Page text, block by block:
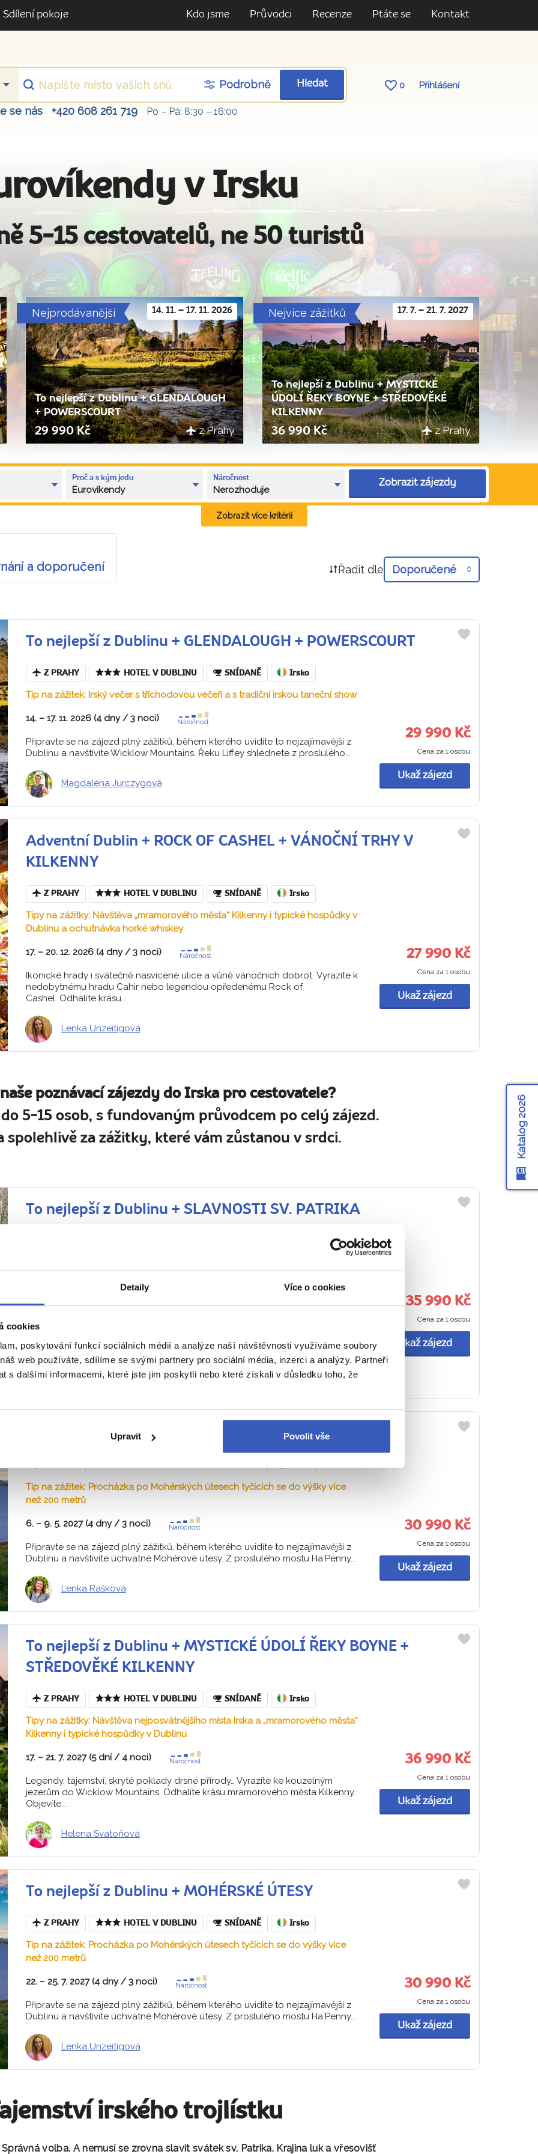
Detaily Více o cookies
cookies
poskytování funkcí sociálních médií a analýze naší návštěvnosti využíváme soubory
web používáte, sdílíme se svými partnery pro sociální média, inzerci a analýzy. Partneři
s dalšími informacemi, které jste jim poskytli nebo které získali v důsledku toho, že
Upravit Povolit vše
Sdílení pokoje Kdo jsme Průvodci Recenze Ptáte se Kontakt
Podrobně Hledat 0 Přihlášení
se nás +420 608 261 719 Po – Pá: 8:30 – 16:00
v Irsku
5-15 cestovatelů, ne 50 turistů
14. 11. – 17. 11. 2026
Nejprodávanější
To nejlepší z Dublinu + GLENDALOUGH
+ POWERSCOURT
29 990 Kč z Prahy
17. 7. – 21. 7. 2027
Nejvíce zážitků
To nejlepší z Dublinu + MYSTICKÉ
ÚDOLÍ ŘEKY BOYNE + STŘEDOVĚKÉ
KILKENNY
36 990 Kč z Prahy
Proč a s kým jedu
Eurovíkendy
Náročnost
Nerozhoduje
Zobrazit zájezdy
Zobrazit více kritérií
a doporučení Řadit dle Doporučené
To nejlepší z Dublinu + GLENDALOUGH + POWERSCOURT
Z PRAHY HOTEL V DUBLINU SNÍDANĚ Irsko
Tip na zážitek: Irský večer s tříchodovou večeří a s tradiční irskou taneční show
14. – 17. 11. 2026 (4 dny / 3 noci) Náročnost
Připravte se na zájezd plný zážitků, během kterého uvidíte to nejzajímavější z
Dublinu a navštívíte Wicklow Mountains. Řeku Liffey shlédnete z proslulého...
Magdaléna Jurczygová
29 990 Kč
Cena za 1 osobu
Ukaž zájezd
Adventní Dublin + ROCK OF CASHEL + VÁNOČNÍ TRHY V
KILKENNY
Z PRAHY HOTEL V DUBLINU SNÍDANĚ Irsko
Tipy na zážitky: Návštěva „mramorového města“ Kilkenny i typické hospůdky v
Dublinu a ochutnávka horké whiskey
17. – 20. 12. 2026 (4 dny / 3 noci) Náročnost
Ikonické hrady i svátečně nasvícené ulice a vůně vánočních dobrot. Vyrazíte k
nedobytnému hradu Cahir nebo legendou opředenému Rock of
Cashel. Odhalíte krásu...
Lenka Unzeitigová
27 990 Kč
Cena za 1 osobu
Ukaž zájezd
poznávací zájezdy do Irska pro cestovatele?
5-15 osob, s fundovaným průvodcem po celý zájezd.
spolehlivě za zážitky, které vám zůstanou v srdci.
To nejlepší z Dublinu + SLAVNOSTI SV. PATRIKA
Irsko, jak ho neznáte… Skrytá místa Dublinu, tradiční slavnosti i poklady irské
ledovcovým...
Lenka Unzeitigová
35 990 Kč
Cena za 1 osobu
Ukaž zájezd
To nejlepší z Dublinu + MOHÉRSKÉ ÚTESY
Tip na zážitek: Procházka po Mohérských útesech tyčících se do výšky více
než 200 metrů
6. – 9. 5. 2027 (4 dny / 3 noci) Náročnost
Připravte se na zájezd plný zážitků, během kterého uvidíte to nejzajímavější z
Dublinu a navštívíte úchvatné Mohérové útesy. Z proslulého mostu Ha´Penny...
Lenka Rašková
30 990 Kč
Cena za 1 osobu
Ukaž zájezd
To nejlepší z Dublinu + MYSTICKÉ ÚDOLÍ ŘEKY BOYNE +
STŘEDOVĚKÉ KILKENNY
Z PRAHY HOTEL V DUBLINU SNÍDANĚ Irsko
Tipy na zážitky: Návštěva nejposvátnějšího místa Irska a „mramorového města“
Kilkenny i typické hospůdky v Dublinu
17. – 21. 7. 2027 (5 dní / 4 noci) Náročnost
Legendy, tajemství, skryté poklady drsné přírody… Vyrazíte ke kouzelným
jezerům do Wicklow Mountains. Odhalíte krásu mramorového města Kilkenny.
Objevíte...
Helena Svatoňová
36 990 Kč
Cena za 1 osobu
Ukaž zájezd
To nejlepší z Dublinu + MOHÉRSKÉ ÚTESY
Z PRAHY HOTEL V DUBLINU SNÍDANĚ Irsko
Tip na zážitek: Procházka po Mohérských útesech tyčících se do výšky více
než 200 metrů
22. – 25. 7. 2027 (4 dny / 3 noci) Náročnost
Připravte se na zájezd plný zážitků, během kterého uvidíte to nejzajímavější z
Dublinu a navštívíte úchvatné Mohérové útesy. Z proslulého mostu Ha´Penny...
Lenka Unzeitigová
30 990 Kč
Cena za 1 osobu
Ukaž zájezd
irského trojlístku
volba. A nemusí se zrovna slavit svátek sv. Patrika. Krajina luk a vřesovišť
Katalog 2026